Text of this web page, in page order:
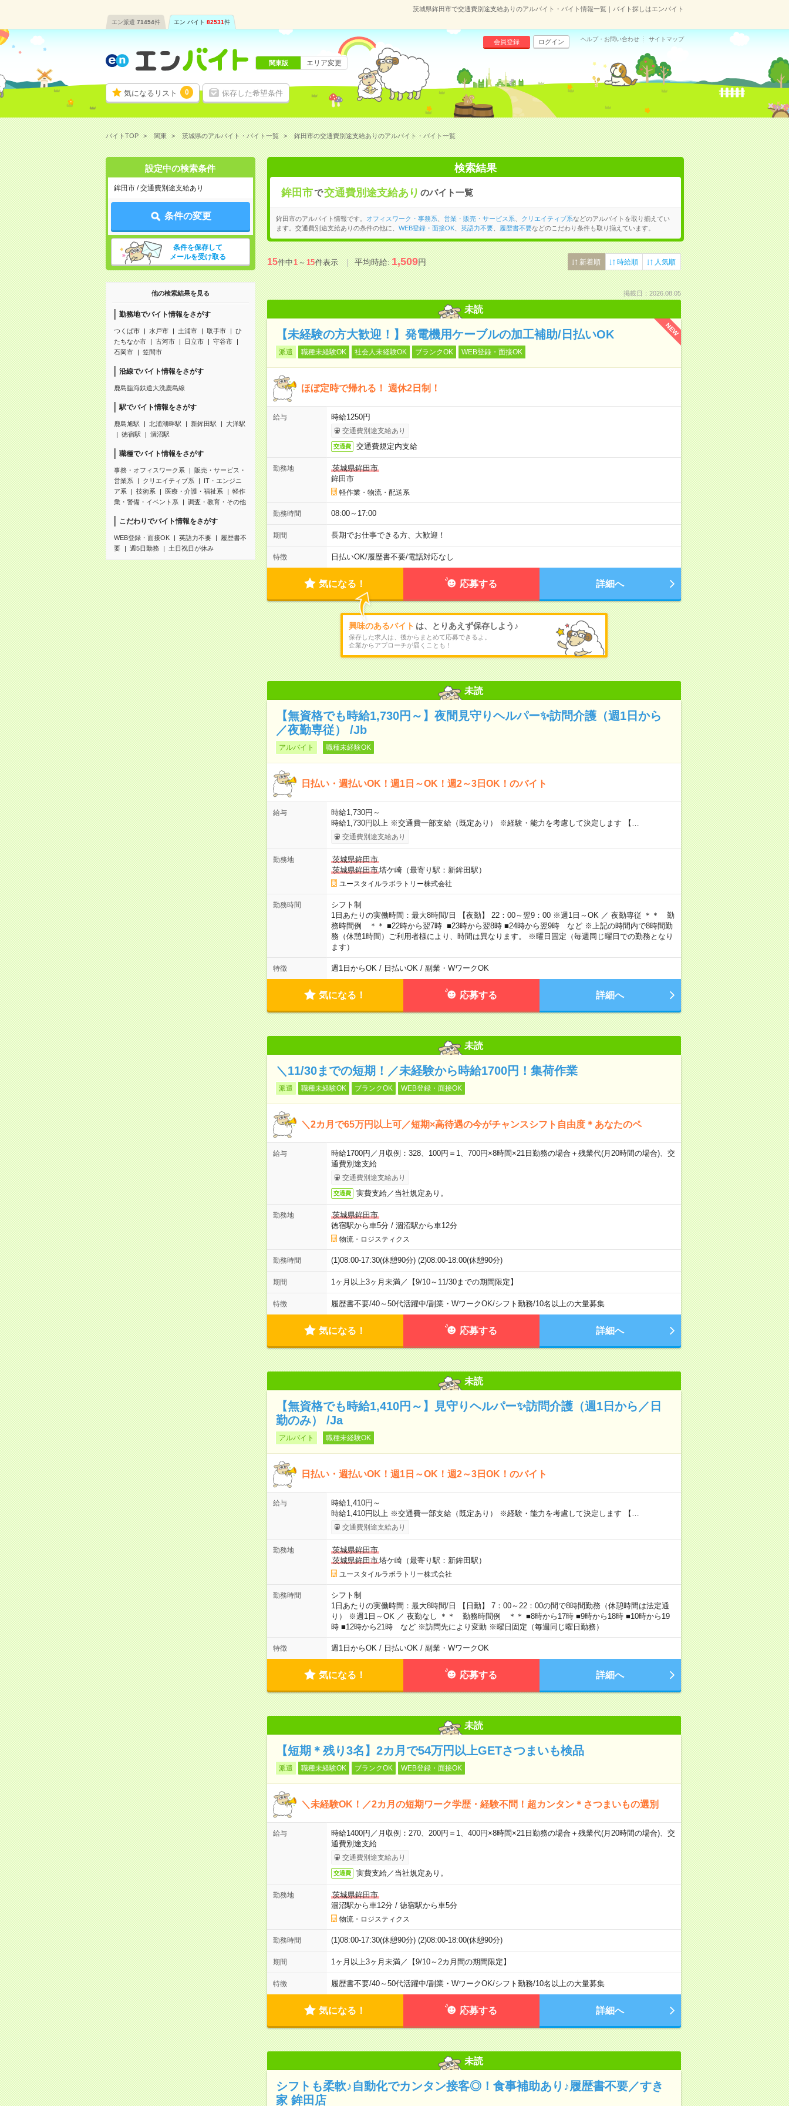
茨城県鉾田市で交通費別途支給ありのアルバイト・バイト情報一覧｜バイト探しはエンバイト
エン派遣 71454件 エン バイト 82531件
気になるリスト 0 保存した希望条件
会員登録 ログイン ヘルプ・お問い合わせ サイトマップ
関東版 エリア変更
バイトTOP 関東 茨城県のアルバイト・バイト一覧 鉾田市の交通費別途支給ありのアルバイト・バイト一覧
設定中の検索条件
鉾田市 / 交通費別途支給あり
条件の変更
条件を保存して
メールを受け取る
他の検索結果を見る
勤務地でバイト情報をさがす
つくば市 水戸市 土浦市 取手市
ひ
たちなか市
古河市 日立市
守谷市
石岡市
笠間市
沿線でバイト情報をさがす
鹿島臨海鉄道大洗鹿島線
駅でバイト情報をさがす
鹿島旭駅 北浦湖畔駅 新鉾田駅
大洋駅
徳宿駅
涸沼駅
職種でバイト情報をさがす
事務・オフィスワーク系
販売・サービス・
営業系
クリエイティブ系
IT・エンジニ
ア系
技術系 医療・介護・福祉系
軽作
業・警備・イベント系
調査・教育・その他
こだわりでバイト情報をさがす
WEB登録・面接OK 英語力不要
履歴書不
要
週5日勤務 土日祝日が休み
検索結果
鉾田市で交通費別途支給あり のバイト一覧
鉾田市のアルバイト情報です。 オフィスワーク・事務系 営業・販売・サービス系 クリエイティブ系などのアルバイトを取り揃えてい
ます。交通費別途支給ありの条件の他に、 WEB登録・面接OK、 英語力不要、 履歴書不要などのこだわり条件も取り揃えています。
15件中1～15件表示 平均時給:1,509円 新着順 時給順 人気順
掲載日：2026.08.05
未読
NEW
【未経験の方大歓迎！】発電機用ケーブルの加工補助/日払いOK
派遣 職種未経験OK 社会人未経験OK ブランクOK WEB登録・面接OK
ほぼ定時で帰れる！ 週休2日制！
給与 時給1250円
交通費別途支給あり
交通費 交通費規定内支給
勤務地
茨城県鉾田市
鉾田市
軽作業・物流・配送系
勤務時間 08:00～17:00
期間 長期でお仕事できる方、大歓迎！
特徴 日払いOK/履歴書不要/電話対応なし
気になる！ 応募する 詳細へ
興味のあるバイト は、とりあえず保存しよう♪
保存した求人は、後からまとめて応募できるよ。
企業からアプローチが届くことも！
未読
【無資格でも時給1,730円～】夜間見守りヘルパー✨訪問介護（週1日から
／夜勤専従） /Jb
アルバイト 職種未経験OK
日払い・週払いOK！週1日～OK！週2～3日OK！のバイト
給与
時給1,730円～
時給1,730円以上 ※交通費一部支給（既定あり） ※経験・能力を考慮して決定します 【…
交通費別途支給あり
勤務地
茨城県鉾田市
茨城県鉾田市塔ケ崎（最寄り駅：新鉾田駅）
ユースタイルラボラトリー株式会社
勤務時間
シフト制
1日あたりの実働時間：最大8時間/日 【夜勤】 22：00～翌9：00 ※週1日～OK ／ 夜勤専従 ＊＊ 勤
務時間例 ＊＊ ■22時から翌7時 ■23時から翌8時 ■24時から翌9時 など ※上記の時間内で8時間勤
務（休憩1時間）ご利用者様により、時間は異なります。 ※曜日固定（毎週同じ曜日での勤務となり
ます）
特徴 週1日からOK / 日払いOK / 副業・WワークOK
気になる！ 応募する 詳細へ
未読
＼11/30までの短期！／未経験から時給1700円！集荷作業
派遣 職種未経験OK ブランクOK WEB登録・面接OK
＼2カ月で65万円以上可／短期×高待遇の今がチャンスシフト自由度＊あなたのペ
給与
時給1700円／月収例：328、100円＝1、700円×8時間×21日勤務の場合＋残業代(月20時間の場合)、交
通費別途支給
交通費別途支給あり
交通費 実費支給／当社規定あり。
勤務地
茨城県鉾田市
徳宿駅から車5分/ 涸沼駅から車12分
物流・ロジスティクス
勤務時間 (1)08:00-17:30(休憩90分) (2)08:00-18:00(休憩90分)
期間 1ヶ月以上3ヶ月未満／【9/10～11/30までの期間限定】
特徴 履歴書不要/40～50代活躍中/副業・WワークOK/シフト勤務/10名以上の大量募集
気になる！ 応募する 詳細へ
未読
【無資格でも時給1,410円～】見守りヘルパー✨訪問介護（週1日から／日
勤のみ） /Ja
アルバイト 職種未経験OK
日払い・週払いOK！週1日～OK！週2～3日OK！のバイト
給与
時給1,410円～
時給1,410円以上 ※交通費一部支給（既定あり） ※経験・能力を考慮して決定します 【…
交通費別途支給あり
勤務地
茨城県鉾田市
茨城県鉾田市塔ケ崎（最寄り駅：新鉾田駅）
ユースタイルラボラトリー株式会社
勤務時間
シフト制
1日あたりの実働時間：最大8時間/日 【日勤】 7：00～22：00の間で8時間勤務（休憩時間は法定通
り） ※週1日～OK ／ 夜勤なし ＊＊ 勤務時間例 ＊＊ ■8時から17時 ■9時から18時 ■10時から19
時 ■12時から21時 など ※訪問先により変動 ※曜日固定（毎週同じ曜日勤務）
特徴 週1日からOK / 日払いOK / 副業・WワークOK
気になる！ 応募する 詳細へ
未読
【短期＊残り3名】2カ月で54万円以上GETさつまいも検品
派遣 職種未経験OK ブランクOK WEB登録・面接OK
＼未経験OK！／2カ月の短期ワーク学歴・経験不問！超カンタン＊さつまいもの選別
給与
時給1400円／月収例：270、200円＝1、400円×8時間×21日勤務の場合＋残業代(月20時間の場合)、交
通費別途支給
交通費別途支給あり
交通費 実費支給／当社規定あり。
勤務地
茨城県鉾田市
涸沼駅から車12分/ 徳宿駅から車5分
物流・ロジスティクス
勤務時間 (1)08:00-17:30(休憩90分) (2)08:00-18:00(休憩90分)
期間 1ヶ月以上3ヶ月未満／【9/10～2カ月間の期間限定】
特徴 履歴書不要/40～50代活躍中/副業・WワークOK/シフト勤務/10名以上の大量募集
気になる！ 応募する 詳細へ
未読
シフトも柔軟♪自動化でカンタン接客◎！食事補助あり♪履歴書不要／すき
家 鉾田店